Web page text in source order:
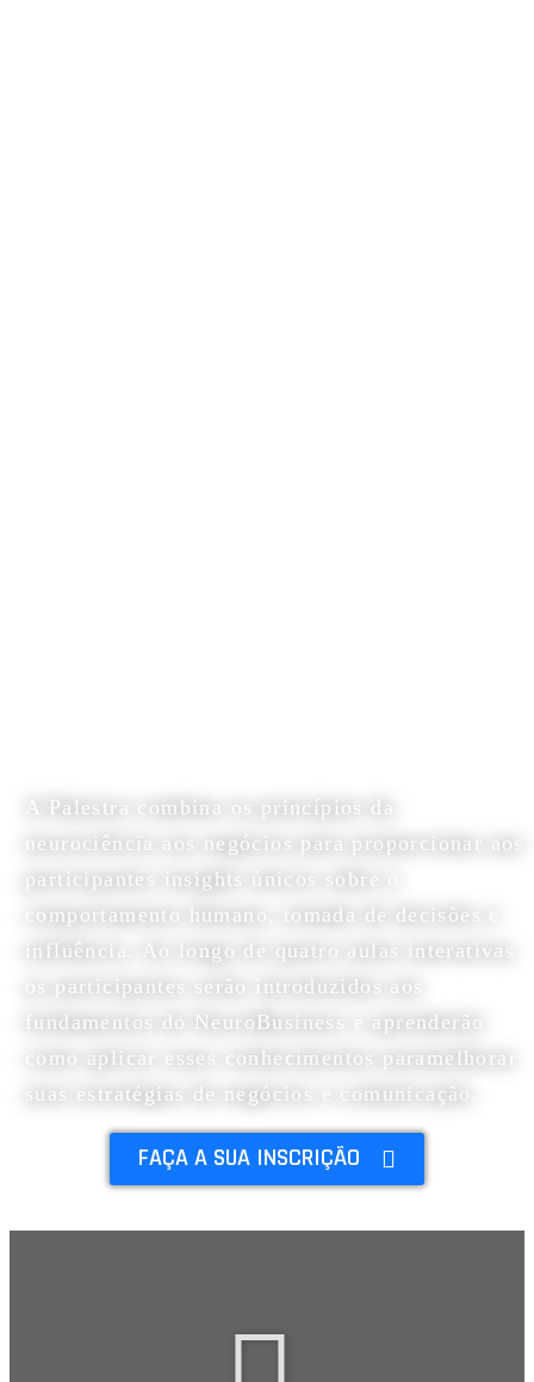
A Palestra combina os princípios da
neurociência aos negócios para proporcionar aos
participantes insights únicos sobre o
comportamento humano, tomada de decisões e
influência. Ao longo de quatro aulas interativas
os participantes serão introduzidos aos
fundamentos do NeuroBusiness e aprenderão
como aplicar esses conhecimentos paramelhorar
suas estratégias de negócios e comunicação.
FAÇA A SUA INSCRIÇÃO